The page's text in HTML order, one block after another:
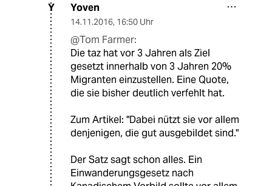
Y Yoven
14.11.2016, 16:50 Uhr
@Tom Farmer:
Die taz hat vor 3 Jahren als Ziel
gesetzt innerhalb von 3 Jahren 20%
Migranten einzustellen. Eine Quote,
die sie bisher deutlich verfehlt hat.
Zum Artikel: "Dabei nützt sie vor allem
denjenigen, die gut ausgebildet sind."
Der Satz sagt schon alles. Ein
Einwanderungsgesetz nach